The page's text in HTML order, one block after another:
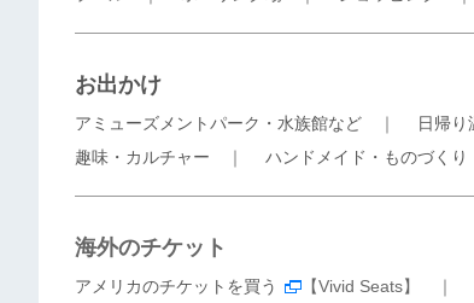
お出かけ
アミューズメントパーク・水族館など ｜ 日帰り
趣味・カルチャー ｜ ハンドメイド・ものづくり
海外のチケット
アメリカのチケットを買う 【Vivid Seats】 ｜